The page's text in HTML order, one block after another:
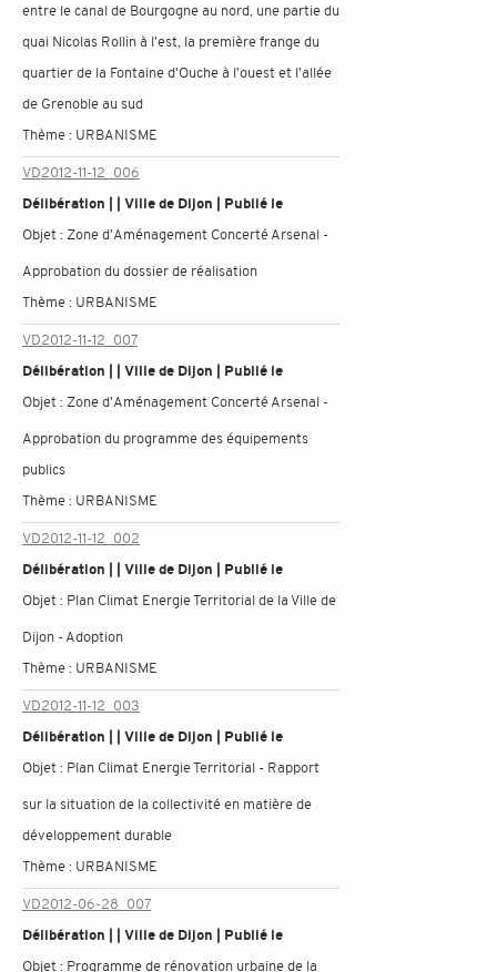
entre le canal de Bourgogne au nord, une partie du
quai Nicolas Rollin à l'est, la première frange du
quartier de la Fontaine d'Ouche à l'ouest et l'allée
de Grenoble au sud
Thème : URBANISME
VD2012-11-12_006
Délibération | | Ville de Dijon | Publié le
Objet : Zone d'Aménagement Concerté Arsenal -
Approbation du dossier de réalisation
Thème : URBANISME
VD2012-11-12_007
Délibération | | Ville de Dijon | Publié le
Objet : Zone d'Aménagement Concerté Arsenal -
Approbation du programme des équipements
publics
Thème : URBANISME
VD2012-11-12_002
Délibération | | Ville de Dijon | Publié le
Objet : Plan Climat Energie Territorial de la Ville de
Dijon - Adoption
Thème : URBANISME
VD2012-11-12_003
Délibération | | Ville de Dijon | Publié le
Objet : Plan Climat Energie Territorial - Rapport
sur la situation de la collectivité en matière de
développement durable
Thème : URBANISME
VD2012-06-28_007
Délibération | | Ville de Dijon | Publié le
Objet : Programme de rénovation urbaine de la